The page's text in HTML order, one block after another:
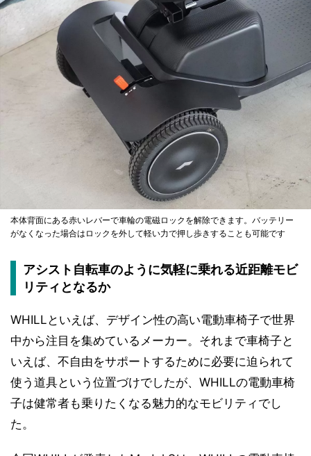
本体背面にある赤いレバーで車輪の電磁ロックを解除できます。バッテリー
がなくなった場合はロックを外して軽い力で押し歩きすることも可能です
アシスト自転車のように気軽に乗れる近距離モビ
リティとなるか
WHILLといえば、デザイン性の高い電動車椅子で世界
中から注目を集めているメーカー。それまで車椅子と
いえば、不自由をサポートするために必要に迫られて
使う道具という位置づけでしたが、WHILLの電動車椅
子は健常者も乗りたくなる魅力的なモビリティでし
た。